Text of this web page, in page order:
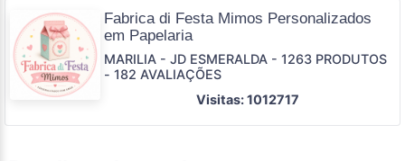
Fabrica di Festa Mimos Personalizados
em Papelaria
MARILIA - JD ESMERALDA - 1263 PRODUTOS
- 182 AVALIAÇÕES
Visitas: 1012717